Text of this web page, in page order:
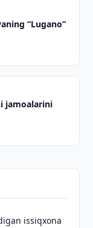
“Lugano”
jamoalarini
issiqxona